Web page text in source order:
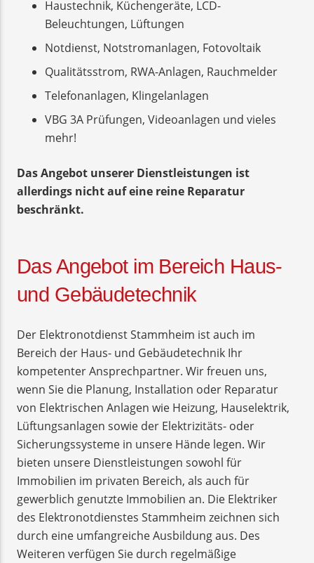
Haustechnik, Küchengeräte, LCD-
Beleuchtungen, Lüftungen
Notdienst, Notstromanlagen, Fotovoltaik
Qualitätsstrom, RWA-Anlagen, Rauchmelder
Telefonanlagen, Klingelanlagen
VBG 3A Prüfungen, Videoanlagen und vieles
mehr!
Das Angebot unserer Dienstleistungen ist
allerdings nicht auf eine reine Reparatur
beschränkt.
Das Angebot im Bereich Haus-
und Gebäudetechnik
Der Elektronotdienst Stammheim ist auch im
Bereich der Haus- und Gebäudetechnik Ihr
kompetenter Ansprechpartner. Wir freuen uns,
wenn Sie die Planung, Installation oder Reparatur
von Elektrischen Anlagen wie Heizung, Hauselektrik,
Lüftungsanlagen sowie der Elektrizitäts- oder
Sicherungssysteme in unsere Hände legen. Wir
bieten unsere Dienstleistungen sowohl für
Immobilien im privaten Bereich, als auch für
gewerblich genutzte Immobilien an. Die Elektriker
des Elektronotdienstes Stammheim zeichnen sich
durch eine umfangreiche Ausbildung aus. Des
Weiteren verfügen Sie durch regelmäßige